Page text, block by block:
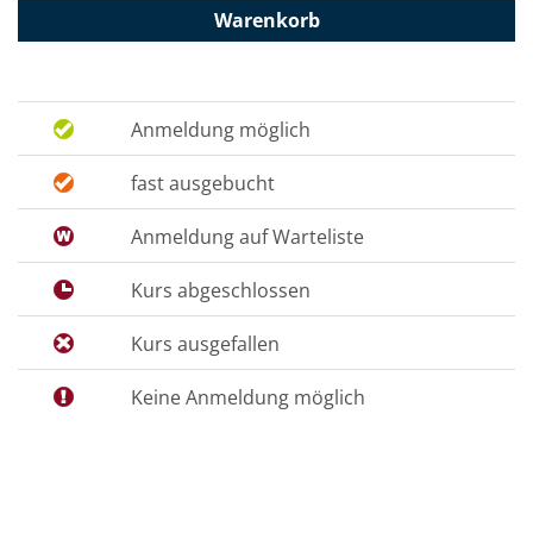
Warenkorb
Anmeldung möglich
fast ausgebucht
Anmeldung auf Warteliste
Kurs abgeschlossen
Kurs ausgefallen
Keine Anmeldung möglich